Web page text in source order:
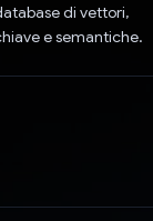
di vettori,
e semantiche.